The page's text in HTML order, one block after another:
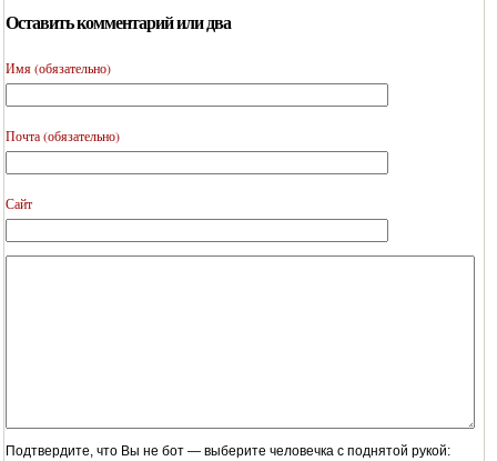
Оставить комментарий или два
Имя (обязательно)
Почта (обязательно)
Сайт
Подтвердите, что Вы не бот — выберите человечка с поднятой рукой: